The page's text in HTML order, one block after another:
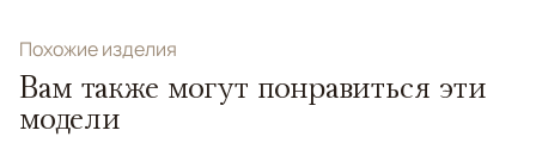
Похожие изделия
Вам также могут понравиться эти
модели